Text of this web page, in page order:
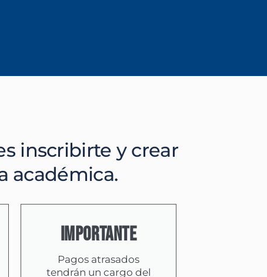
inscribirte y crear
académica.
IMPORTANTE
Pagos atrasados
tendrán un cargo del